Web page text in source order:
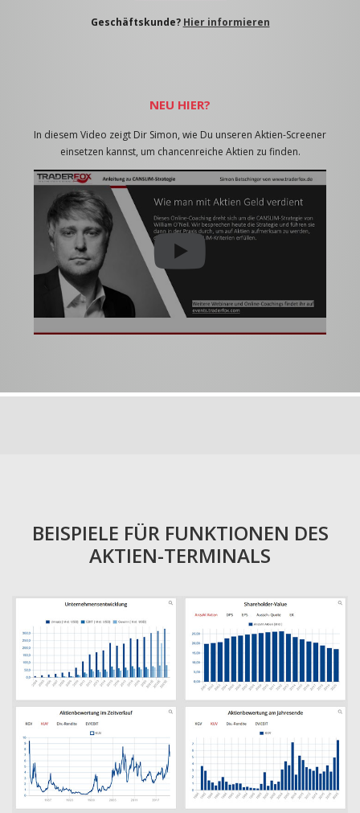
Geschäftskunde? Hier informieren
NEU HIER?
In diesem Video zeigt Dir Simon, wie Du unseren Aktien-Screener
einsetzen kannst, um chancenreiche Aktien zu finden.
BEISPIELE FÜR FUNKTIONEN DES
AKTIEN-TERMINALS